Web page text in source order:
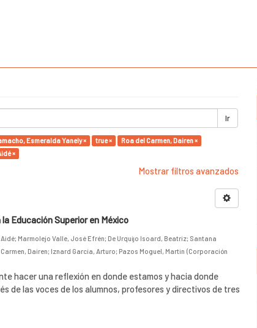
Ir
Esmeralda Yanely × true ×
Roa del Carmen, Dairen ×
×
Mostrar filtros avanzados
Educación Superior en México
; Marmolejo Valle, José Efrén; De Urquijo Isoard, Beatriz; Santana
Dairen; Iznard García, Arturo; Pazos Moguel, Martin (Corporación
hacer una reflexión en donde estamos y hacia donde
de las voces de los alumnos, profesores y directivos de tres